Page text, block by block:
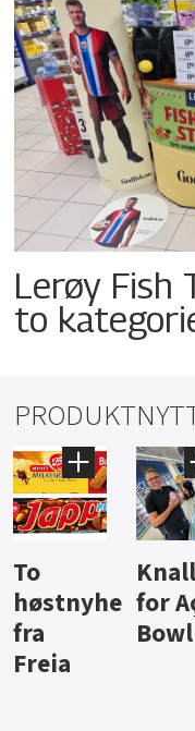
Lerøy Fish
to
Knalltall
for Açai
Bowl
bli